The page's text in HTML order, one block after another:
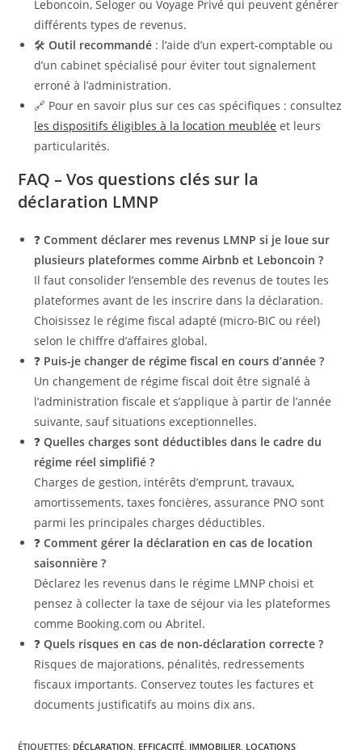
Leboncoin, Seloger ou Voyage Privé qui peuvent générer
différents types de revenus.
🛠️Outil recommandé : l’aide d’un expert-comptable ou
d’un cabinet spécialisé pour éviter tout signalement
erroné à l’administration.
🔗 Pour en savoir plus sur ces cas spécifiques : consultez
les dispositifs éligibles à la location meublée et leurs
particularités.
FAQ – Vos questions clés sur la
déclaration LMNP
❓Comment déclarer mes revenus LMNP si je loue sur
plusieurs plateformes comme Airbnb et Leboncoin ?
Il faut consolider l’ensemble des revenus de toutes les
plateformes avant de les inscrire dans la déclaration.
Choisissez le régime fiscal adapté (micro-BIC ou réel)
selon le chiffre d’affaires global.
❓ Puis-je changer de régime fiscal en cours d’année ?
Un changement de régime fiscal doit être signalé à
l’administration fiscale et s’applique à partir de l’année
suivante, sauf situations exceptionnelles.
❓Quelles charges sont déductibles dans le cadre du
régime réel simplifié ?
Charges de gestion, intérêts d’emprunt, travaux,
amortissements, taxes foncières, assurance PNO sont
parmi les principales charges déductibles.
❓Comment gérer la déclaration en cas de location
saisonnière ?
Déclarez les revenus dans le régime LMNP choisi et
pensez à collecter la taxe de séjour via les plateformes
comme Booking.com ou Abritel.
❓Quels risques en cas de non-déclaration correcte ?
Risques de majorations, pénalités, redressements
fiscaux importants. Conservez toutes les factures et
documents justificatifs au moins dix ans.
ÉTIQUETTES: DÉCLARATION EFFICACITÉ IMMOBILIER LOCATIONS